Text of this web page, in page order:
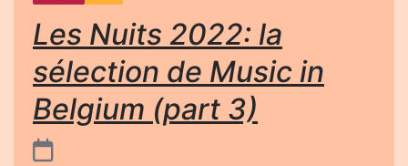
Les Nuits 2022: la
sélection de Music in
Belgium (part 3)